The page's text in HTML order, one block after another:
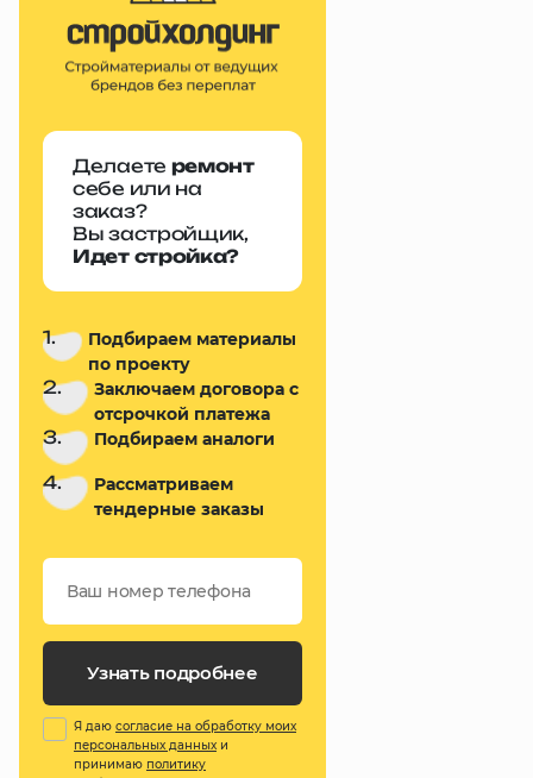
Делаете ремонт
себе или на
заказ?
Вы застройщик,
Идет стройка?
1.
Подбираем материалы
по проекту
2.
Заключаем договора с
отсрочкой платежа
3. Подбираем аналоги
4.
Рассматриваем
тендерные заказы
Узнать подробнее
Я даю согласие на обработку моих
персональных данных и
принимаю политику